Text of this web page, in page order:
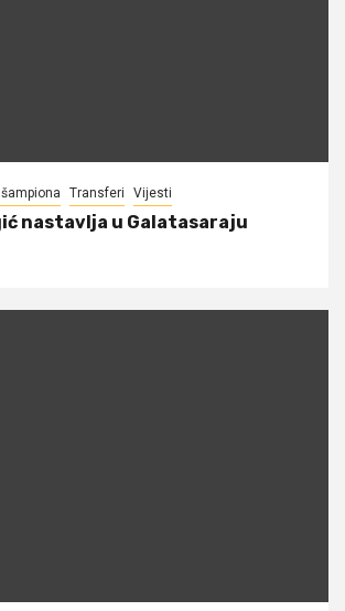
Transferi Vijesti
nastavlja u Galatasaraju